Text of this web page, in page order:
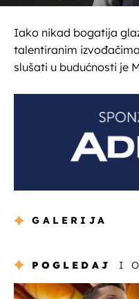
Iako nikad bogatija
talentiranim
slušati u budućnosti je
GALERIJA
POGLEDAJ I